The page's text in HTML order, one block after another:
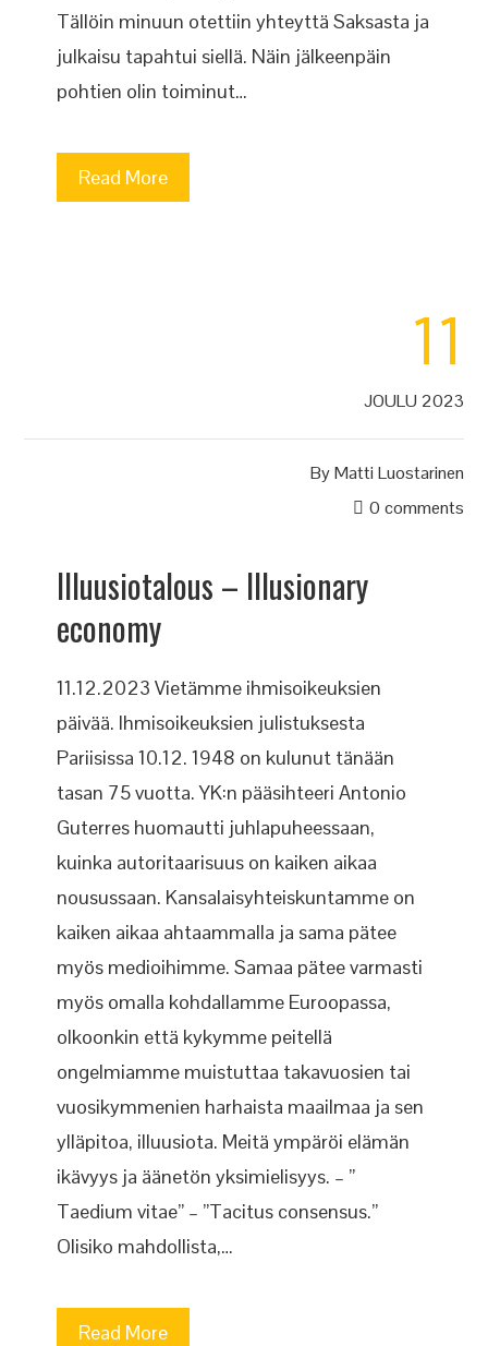
Tällöin minuun otettiin yhteyttä Saksasta ja
julkaisu tapahtui siellä. Näin jälkeenpäin
pohtien olin toiminut…
Read More
11
JOULU 2023
ByMatti Luostarinen
0 comments
Illuusiotalous – Illusionary
economy
11.12.2023 Vietämme ihmisoikeuksien
päivää. Ihmisoikeuksien julistuksesta
Pariisissa 10.12. 1948 on kulunut tänään
tasan 75 vuotta. YK:n pääsihteeri Antonio
Guterres huomautti juhlapuheessaan,
kuinka autoritaarisuus on kaiken aikaa
nousussaan. Kansalaisyhteiskuntamme on
kaiken aikaa ahtaammalla ja sama pätee
myös medioihimme. Samaa pätee varmasti
myös omalla kohdallamme Euroopassa,
olkoonkin että kykymme peitellä
ongelmiamme muistuttaa takavuosien tai
vuosikymmenien harhaista maailmaa ja sen
ylläpitoa, illuusiota. Meitä ympäröi elämän
ikävyys ja äänetön yksimielisyys. – ”
Taedium vitae” – ”Tacitus consensus.”
Olisiko mahdollista,…
Read More